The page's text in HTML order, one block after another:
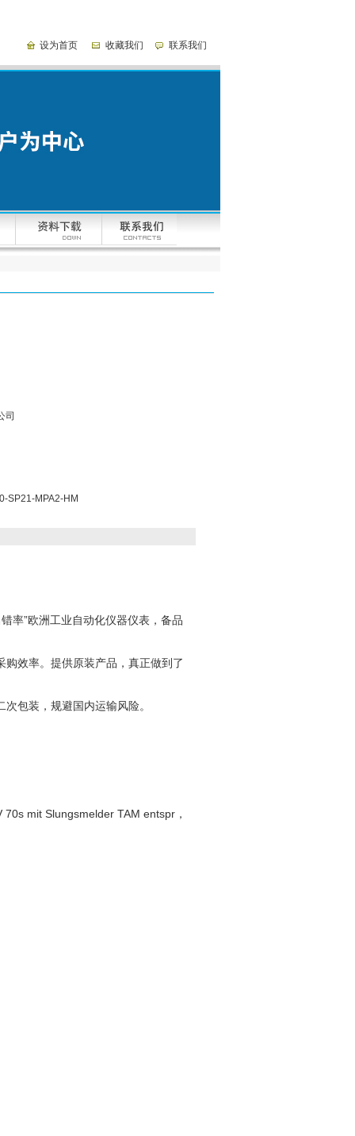
设为首页 收藏我们 联系我们
司
SP21-MPA2-HM
率”欧洲工业自动化仪器仪表，备品
效率。提供原装产品，真正做到了
包装，规避国内运输风险。
mit Slungsmelder TAM entspr，